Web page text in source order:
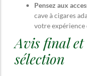
Pensez aux
cave à cigares
votre expérience
Avis final
sélection